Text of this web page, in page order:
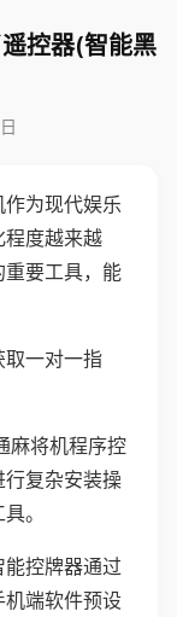
控器(智能黑
作为现代娱乐
程度越来越
要工具，能
取一对一指
麻将机程序控
复杂安装操
。
控牌器通过
端软件预设